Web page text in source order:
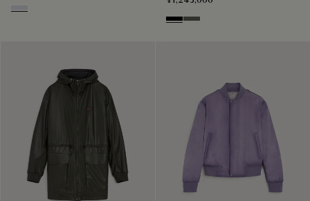
Dove Blue
NoirForest Green